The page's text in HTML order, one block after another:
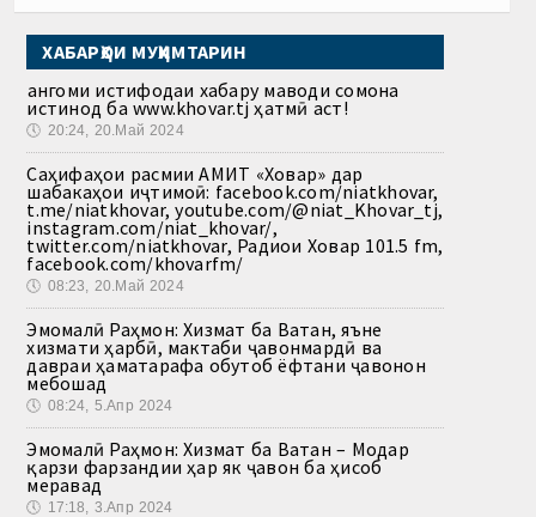
ХАБАРҲОИ МУҲИМТАРИН
Ҳангоми истифодаи хабару маводи сомона
истинод ба www.khovar.tj ҳатмӣ аст!
🕔 20:24, 20.Май 2024
Саҳифаҳои расмии АМИТ «Ховар» дар
шабакаҳои иҷтимоӣ: facebook.com/niatkhovar,
t.me/niatkhovar, youtube.com/@niat_Khovar_tj,
instagram.com/niat_khovar/,
twitter.com/niatkhovar, Радиои Ховар 101.5 fm,
facebook.com/khovarfm/
🕔 08:23, 20.Май 2024
Эмомалӣ Раҳмон: Хизмат ба Ватан, яъне
хизмати ҳарбӣ, мактаби ҷавонмардӣ ва
давраи ҳаматарафа обутоб ёфтани ҷавонон
мебошад
🕔 08:24, 5.Апр 2024
Эмомалӣ Раҳмон: Хизмат ба Ватан – Модар
қарзи фарзандии ҳар як ҷавон ба ҳисоб
меравад
🕔 17:18, 3.Апр 2024